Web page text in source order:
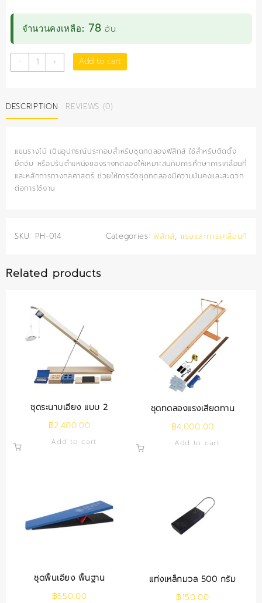
จำนวนคงเหลือ: 78 อัน
-
แขน
ราง
+ Add to cart
DESCRIPTION REVIEWS (0)
แขนรางไม้ เป็นอุปกรณ์ประกอบสำหรับชุดทดลองฟิสิกส์ ใช้สำหรับติดตั้ง
ยึดจับ หรือปรับตำแหน่งของรางทดลองให้เหมาะสมกับการศึกษาการเคลื่อนที่
และหลักการทางกลศาสตร์ ช่วยให้การจัดชุดทดลองมีความมั่นคงและสะดวก
ต่อการใช้งาน
SKU: PH-014 Categories:ฟิสิกส์, แรงและการเคลื่อนที่
Related products
ชุดระนาบเอียง แบบ 2
฿2,400.00
Add to cart
ชุดทดลองแรงเสียดทาน
฿4,000.00
Add to cart
ชุดพื้นเอียง พื้นฐาน
฿550.00
แท่งเหล็กมวล 500 กรัม
฿150.00